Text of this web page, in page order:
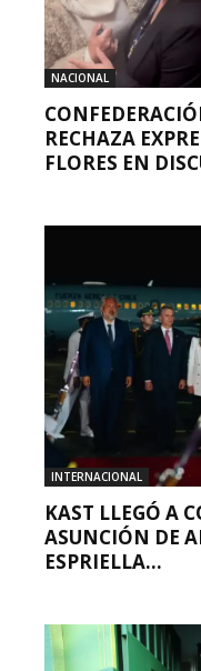
NACIONAL
RECHAZA
FLORES EN
INTERNACIONAL
KAST LLEGÓ A
ASUNCIÓN DE
ESPRIELLA...